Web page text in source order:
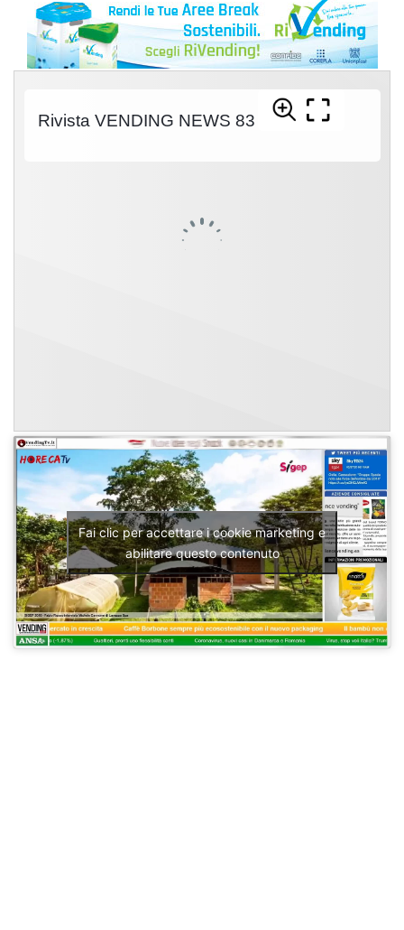
Fai clic per accettare i cookie marketing e
abilitare questo contenuto